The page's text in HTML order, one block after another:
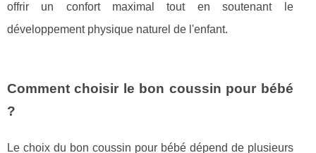
offrir un confort maximal tout en soutenant le
développement physique naturel de l'enfant.
Comment choisir le bon coussin pour bébé
?
Le choix du bon coussin pour bébé dépend de plusieurs